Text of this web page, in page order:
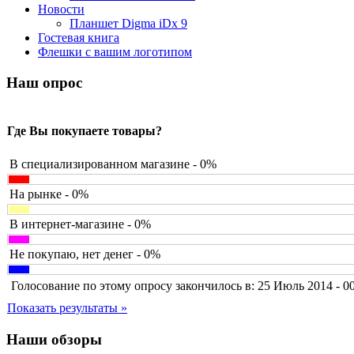
Barnes&noble(2)
Brain
Brava
Canyon
Cbr
Codegen
Cyborg
Defender
Dell
Dex(3)
Everest
Firtech
Flyper
Foxconn
Fujitsu
G-cube
Gelezka
Gembird
Gemix
Genius
Gigabyte
Новости
Планшет Digma iDx 9
Гостевая книга
Флешки с вашим логотипом
Наш опрос
Где Вы покупаете товары?
В специализированном магазине - 0%
На рынке - 0%
В интернет-магазине - 0%
Не покупаю, нет денег - 0%
Голосование по этому опросу закончилось в: 25 Июль 2014 -
Показать результаты »
Наши обзоры